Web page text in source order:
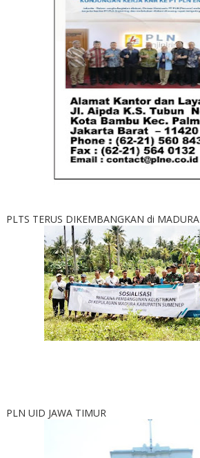
PLTS TERUS DIKEMBANGKAN di MADURA
PLN UID JAWA TIMUR